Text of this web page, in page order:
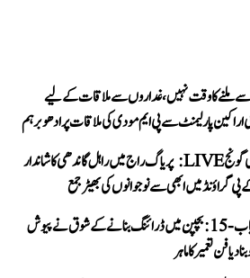
ملنے کا وقت نہیں، غداروں سے ملاقات کے لیے
پارلیمنٹ سے پی ایم مودی کی ملاقات پر ادھو برہم
چھاتروں کی گونج LIVE: پریاگ راج میں راہل گاندھی کا شاندار
پی گراؤنڈ میں ابھی سے نوجوانوں کی بھیڑ جمع
ہم ہیں کامیاب-15: بچپن میں ڈرائنگ بنانے کے شوق نے پیوش
دیا فن تعمیر کا ماہر